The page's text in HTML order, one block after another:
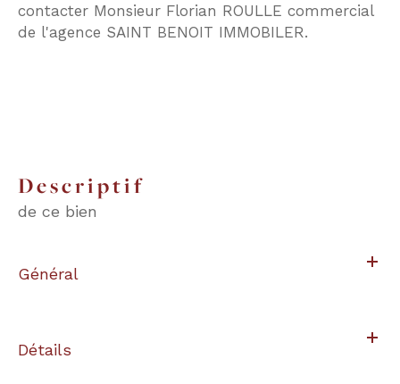
contacter Monsieur Florian ROULLE commercial
de l'agence SAINT BENOIT IMMOBILER.
descriptif
de ce bien
Général
Détails